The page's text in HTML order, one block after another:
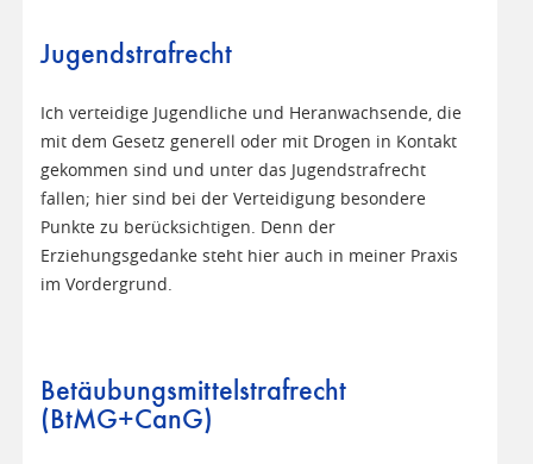
Jugendstrafrecht
Ich verteidige Jugendliche und Heranwachsende, die
mit dem Gesetz generell oder mit Drogen in Kontakt
gekommen sind und unter das Jugendstrafrecht
fallen; hier sind bei der Verteidigung besondere
Punkte zu berücksichtigen. Denn der
Erziehungsgedanke steht hier auch in meiner Praxis
im Vordergrund.
Betäubungsmittelstrafrecht
(BtMG+CanG)